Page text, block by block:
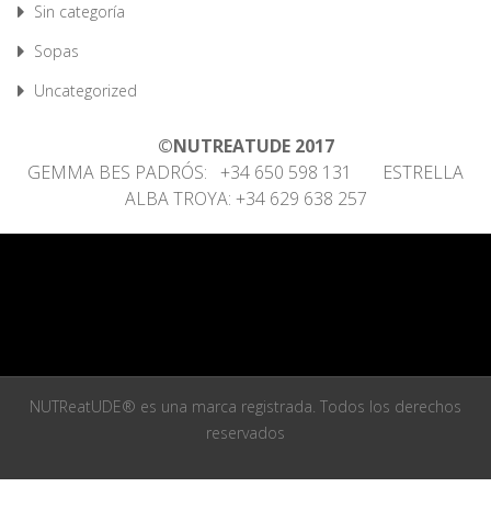
Sin categoría
Sopas
Uncategorized
©NUTREATUDE 2017
GEMMA BES PADRÓS: +34 650 598 131 ESTRELLA
ALBA TROYA: +34 629 638 257
NUTReatUDE® es una marca registrada. Todos los derechos
reservados